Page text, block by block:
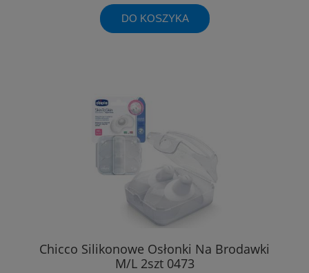
DO KOSZYKA
Chicco Silikonowe Osłonki Na Brodawki
M/L 2szt 0473